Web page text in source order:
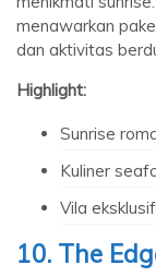
menawarkan
dan aktivitas
Highlight:
Sunrise
Kuliner
Vila
10. The